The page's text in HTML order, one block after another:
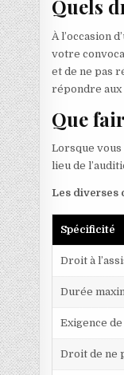
Quels
À l’occasion
votre
et de ne pas
répondre aux
Que
Lorsque vous
lieu de
Les diverses
Spécificité
Droit à
Durée
Exigence
Droit de ne